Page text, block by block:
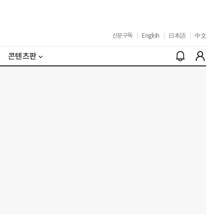
신문구독 English 日本語 中文
콘텐츠판